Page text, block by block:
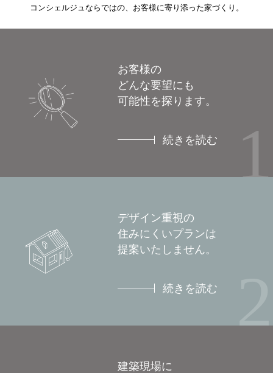
コンシェルジュならではの、お客様に寄り添った家づくり。
お客様の
どんな要望にも
可能性を探ります。
続きを読む 1
デザイン重視の
住みにくいプランは
提案いたしません。
続きを読む
建築現場に